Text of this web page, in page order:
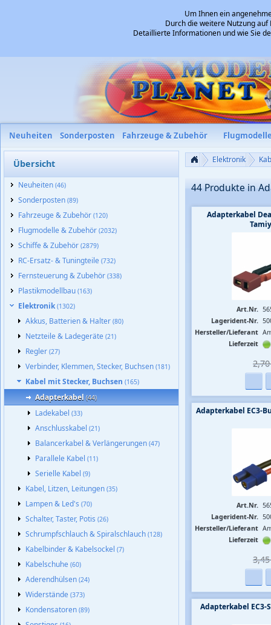
Neuheiten Sonderposten Fahrzeuge & Zubehör
Übersicht
Neuheiten (46)
Sonderposten (89)
Fahrzeuge & Zubehör (120)
Flugmodelle & Zubehör (2032)
Schiffe & Zubehör (2879)
RC-Ersatz- & Tuningteile (732)
Fernsteuerung & Zubehör (338)
Plastikmodellbau (163)
Elektronik (1302)
Akkus, Batterien & Halter (80)
Netzteile & Ladegeräte (21)
Regler (27)
Verbinder, Klemmen, Stecker, Buchsen (181)
Kabel mit Stecker, Buchsen (165)
Adapterkabel (44)
Ladekabel (33)
Anschlusskabel (21)
Balancerkabel & Verlängerungen (47)
Parallele Kabel (11)
Serielle Kabel (9)
Kabel, Litzen, Leitungen (35)
Lampen & Led's (70)
Schalter, Taster, Potis (26)
Schrumpfschlauch & Spiralschlauch (128)
Kabelbinder & Kabelsockel (7)
Kabelschuhe (60)
Aderendhülsen (24)
Widerstände (373)
Kondensatoren (89)
Um Ihnen ein
Durch die weitere Nutzung
Detaillierte Informationen und wie Sie
Elektronik
44 Produkte in
Adapterkabel
Art.Nr.
Lagerident-Nr.
Hersteller/Lieferant
Lieferzeit
2,70
Adapterkabel EC3-
Art.Nr.
Lagerident-Nr.
Hersteller/Lieferant
Lieferzeit
3,45
Adapterkabel EC3-